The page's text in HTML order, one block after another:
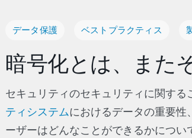
データ保護 ベストプラクティス
暗号化とは、また
セキュリティのセキュリティに関する
ティシステムにおけるデータの重要性
ーザーはどんなことができるかにつ